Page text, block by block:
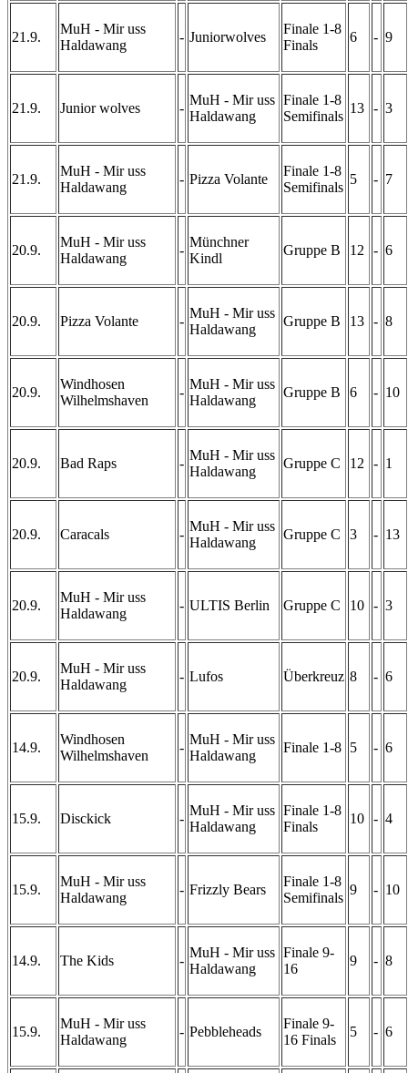
21.9.
MuH - Mir uss
Haldawang
- Juniorwolves
Finale 1-8
Finals
6 - 9
21.9. Junior wolves -
MuH - Mir uss
Haldawang
Finale 1-8
Semifinals
13 - 3
21.9.
MuH - Mir uss
Haldawang
- Pizza Volante
Finale 1-8
Semifinals
5 - 7
20.9.
MuH - Mir uss
Haldawang
-
Münchner
Kindl
Gruppe B 12 - 6
20.9. Pizza Volante -
MuH - Mir uss
Haldawang
Gruppe B 13 - 8
20.9.
Windhosen
Wilhelmshaven
-
MuH - Mir uss
Haldawang
Gruppe B 6 - 10
20.9. Bad Raps -
MuH - Mir uss
Haldawang
Gruppe C 12 - 1
20.9. Caracals -
MuH - Mir uss
Haldawang
Gruppe C 3 - 13
20.9.
MuH - Mir uss
Haldawang
- ULTIS Berlin Gruppe C 10 - 3
20.9.
MuH - Mir uss
Haldawang
- Lufos Überkreuz 8 - 6
14.9.
Windhosen
Wilhelmshaven
-
MuH - Mir uss
Haldawang
Finale 1-8 5 - 6
15.9. Disckick -
MuH - Mir uss
Haldawang
Finale 1-8
Finals
10 - 4
15.9.
MuH - Mir uss
Haldawang
- Frizzly Bears
Finale 1-8
Semifinals
9 - 10
14.9. The Kids -
MuH - Mir uss
Haldawang
Finale 9-
16
9 - 8
15.9.
MuH - Mir uss
Haldawang
- Pebbleheads
Finale 9-
16 Finals
5 - 6